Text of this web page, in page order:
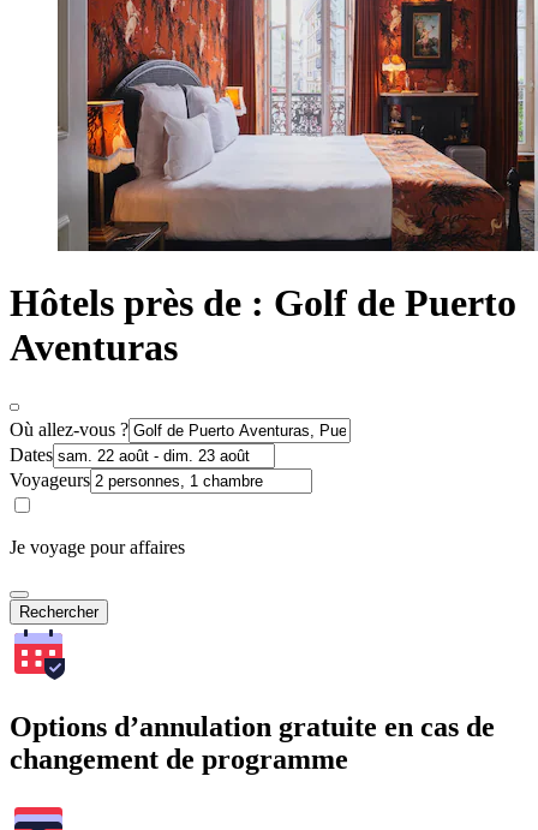
Hôtels près de : Golf de Puerto
Aventuras
Où allez-vous ?
Dates
Voyageurs
Je voyage pour affaires
Rechercher
Options d’annulation gratuite en cas de
changement de programme